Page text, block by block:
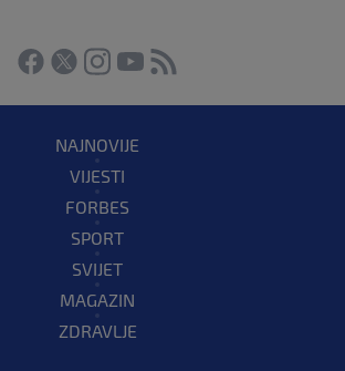
NAJNOVIJE
VIJESTI
FORBES
SPORT
SVIJET
MAGAZIN
ZDRAVLJE